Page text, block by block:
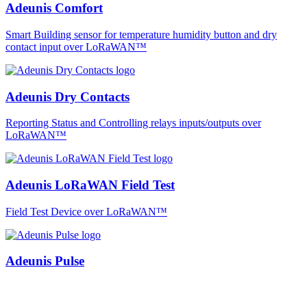
Adeunis Comfort
Smart Building sensor for temperature humidity button and dry
contact input over LoRaWAN™
Adeunis Dry Contacts
Reporting Status and Controlling relays inputs/outputs over
LoRaWAN™
Adeunis LoRaWAN Field Test
Field Test Device over LoRaWAN™
Adeunis Pulse